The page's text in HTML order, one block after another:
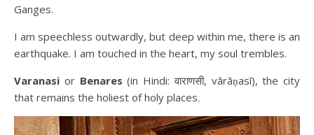
Ganges.
I am speechless outwardly, but deep within me, there is an
earthquake. I am touched in the heart, my soul trembles.
Varanasi or Benares (in Hindi: वाराणसी, vārāṇasī), the city
that remains the holiest of holy places.